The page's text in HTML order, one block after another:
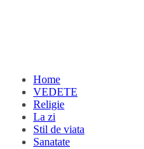
Home
VEDETE
Religie
La zi
Stil de viata
Sanatate